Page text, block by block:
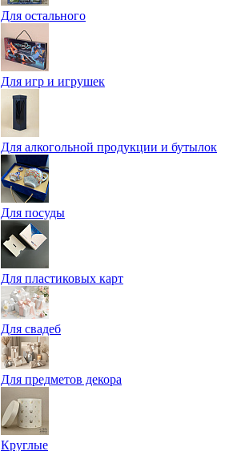
Для остального
Для игр и игрушек
Для алкогольной продукции и бутылок
Для посуды
Для пластиковых карт
Для свадеб
Для предметов декора
Круглые